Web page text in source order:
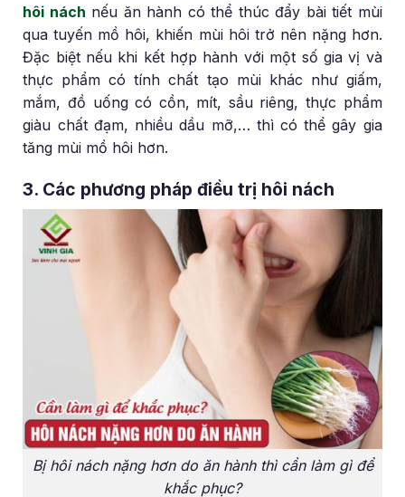
hôi nách nếu ăn hành có thể thúc đẩy bài tiết mùi
qua tuyến mồ hôi, khiến mùi hôi trở nên nặng hơn.
Đặc biệt nếu khi kết hợp hành với một số gia vị và
thực phẩm có tính chất tạo mùi khác như giấm,
mắm, đồ uống có cồn, mít, sầu riêng, thực phẩm
giàu chất đạm, nhiều dầu mỡ,… thì có thể gây gia
tăng mùi mồ hôi hơn.
3. Các phương pháp điều trị hôi nách
Bị hôi nách nặng hơn do ăn hành thì cần làm gì để
khắc phục?